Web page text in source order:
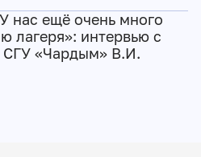
нас ещё очень много
лагеря»: интервью с
СГУ «Чардым» В.И.